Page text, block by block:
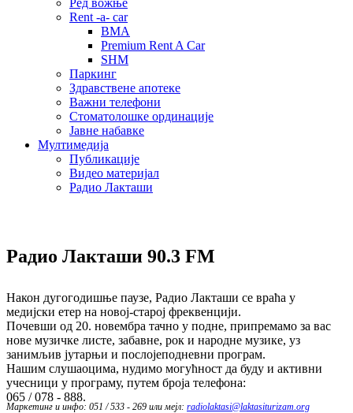
Ред вожње
Rent -a- car
BMA
Premium Rent A Car
SHM
Паркинг
Здравствене апотеке
Важни телефони
Стоматолошке ординације
Јавне набавке
Мултимедија
Публикације
Видео материјал
Радио Лакташи
Радио Лакташи 90.3 FM
Након дугогодишње паузе, Радио Лакташи се враћа у
медијски етер на новој-старој фреквенцији.
Почевши од 20. новембра тачно у подне, припремамо за вас
нове музичке листе, забавне, рок и народне музике, уз
занимљив јутарњи и послојеподневни програм.
Нашим слушаоцима, нудимо могућност да буду и активни
учесници у програму, путем броја телефона:
065 / 078 - 888.
Маркетинг и инфо: 051 / 533 - 269 или мејл: radiolaktasi@laktasiturizam.org